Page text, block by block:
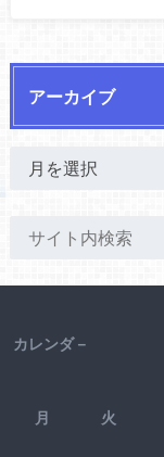
アーカイブ
カレンダ－
月
火